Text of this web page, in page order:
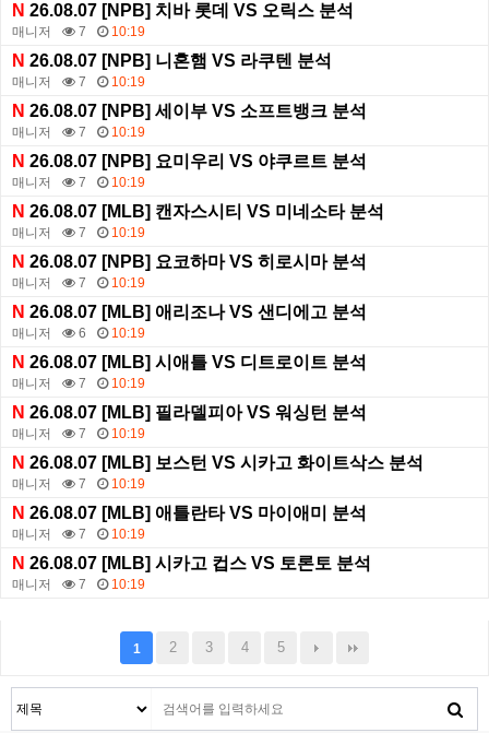
N 26.08.07 [NPB] 치바 롯데 VS 오릭스 분석
매니저 7 10:19
N 26.08.07 [NPB] 니혼햄 VS 라쿠텐 분석
매니저 7 10:19
N 26.08.07 [NPB] 세이부 VS 소프트뱅크 분석
매니저 7 10:19
N 26.08.07 [NPB] 요미우리 VS 야쿠르트 분석
매니저 7 10:19
N 26.08.07 [MLB] 캔자스시티 VS 미네소타 분석
매니저 7 10:19
N 26.08.07 [NPB] 요코하마 VS 히로시마 분석
매니저 7 10:19
N 26.08.07 [MLB] 애리조나 VS 샌디에고 분석
매니저 6 10:19
N 26.08.07 [MLB] 시애틀 VS 디트로이트 분석
매니저 7 10:19
N 26.08.07 [MLB] 필라델피아 VS 워싱턴 분석
매니저 7 10:19
N 26.08.07 [MLB] 보스턴 VS 시카고 화이트삭스 분석
매니저 7 10:19
N 26.08.07 [MLB] 애틀란타 VS 마이애미 분석
매니저 7 10:19
N 26.08.07 [MLB] 시카고 컵스 VS 토론토 분석
매니저 7 10:19
1 2 3 4 5